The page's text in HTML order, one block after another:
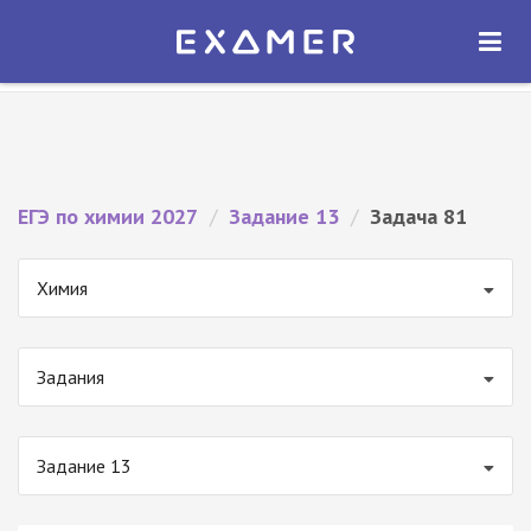
Экзамер — ЕГЭ 2027
ОТКРЫТЬ
ЕГЭ по химии 2027 / Задание 13 / Задача 81
Химия
Задания
Задание 13